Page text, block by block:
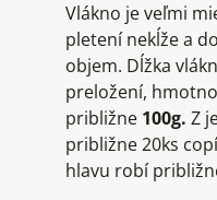
Vlákno je veľmi
pletení nekĺže a
objem. Dĺžka
preložení,
približne 100g. Z
približne 20ks
hlavu robí